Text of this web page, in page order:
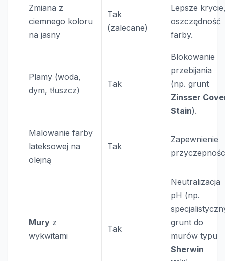
Zmiana z
ciemnego koloru
na jasny
Tak
(zalecane)
Lepsze
oszczędność
farby.
Plamy (woda,
dym, tłuszcz)
Tak
Blokowanie
przebijania
(np. grunt
Zinsser
Stain).
Malowanie farby
lateksowej na
olejną
Tak
Zapewnienie
Mury z
wykwitami
Tak
Neutralizacja
pH (np.
grunt do
murów typu
Sherwin